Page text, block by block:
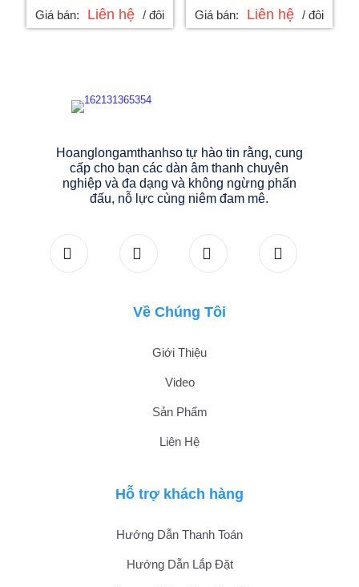
Được
xếp
hạng
Giá bán: Liên hệ / đôi
Được
xếp
hạng
Giá bán: Liên hệ / đôi
Hoanglongamthanhso tự hào tin rằng, cung
cấp cho bạn các dàn âm thanh chuyên
nghiệp và đa dạng và không ngừng phấn
đấu, nỗ lực cùng niêm đam mê.
Về Chúng Tôi
Giới Thiệu
Video
Sản Phẩm
Liên Hệ
Hỗ trợ khách hàng
Hướng Dẫn Thanh Toán
Hướng Dẫn Lắp Đặt